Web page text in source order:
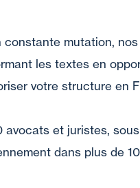
mutation,
les textes en
votre structure en
et juristes,
dans plus de